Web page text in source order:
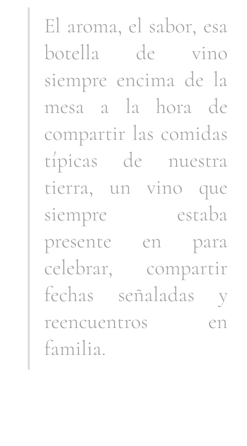
El aroma, el sabor, esa
botella de vino
siempre encima de la
mesa a la hora de
compartir las comidas
típicas de nuestra
tierra, un vino que
siempre estaba
presente en para
celebrar, compartir
fechas señaladas y
reencuentros en
familia.